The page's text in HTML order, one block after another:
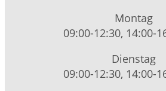
Montag
09:00-12:30, 14:00-
Dienstag
09:00-12:30, 14:00-